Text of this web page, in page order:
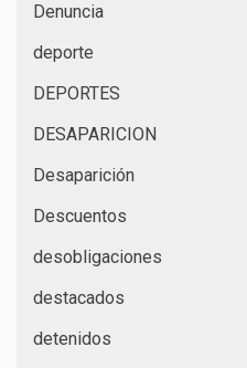
Denuncia
deporte
DEPORTES
DESAPARICION
Desaparición
Descuentos
desobligaciones
destacados
detenidos